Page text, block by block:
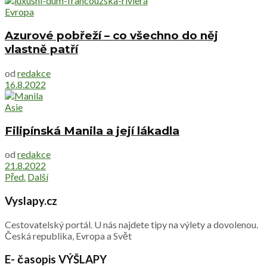
Evropa
Azurové pobřeží – co všechno do něj
vlastně patří
od redakce
16.8.2022
Asie
Filipínská Manila a její lákadla
od redakce
21.8.2022
Před. Další
Vyslapy.cz
Cestovatelský portál. U nás najdete tipy na výlety a dovolenou.
Česká republika, Evropa a Svět
E- časopis VÝŠLAPY